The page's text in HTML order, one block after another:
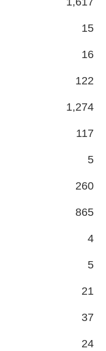
15
16
122
1,274
117
5
260
865
4
5
21
37
24